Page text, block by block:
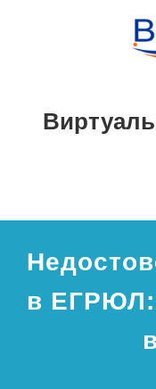
в ЕГРЮЛ: